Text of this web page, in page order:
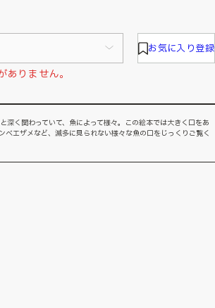
お気に入り登録
りません。
く関わっていて、魚によって様々。この絵本では大きく口をあ
エザメなど、滅多に見られない様々な魚の口をじっくりご覧く